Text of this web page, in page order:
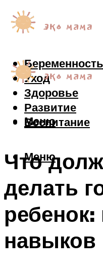
Беременность
Уход
Здоровье
Развитие
Воспитание
Меню
Меню
Что
делать
ребенок:
навыков